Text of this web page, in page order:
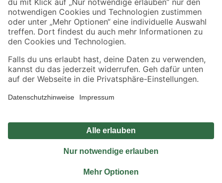
Jetzt die toom-App herunterladen
Alle Preisangaben in EUR inkl. gesetzl. MwSt.. Die dargestellten Angebote sind unter
Umständen nicht in allen Märkten verfügbar. Die angegebenen Verfügbarkeiten beziehen
Produkte nur solange der Vorrat reicht.
*Paketversand ab 59 € versandkostenfrei, gilt nicht für Artikel mit Speditionsversand, hier
Privatsphäre Impressum
Nutzungsbedingungen
Widerrufsrecht
Vertrag widerrufen
© 2026 toom Baumarkt GmbH